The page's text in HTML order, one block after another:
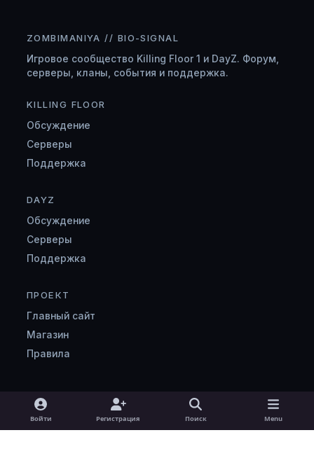
ZOMBIMANIYA // BIO-SIGNAL
Игровое сообщество Killing Floor 1 и DayZ. Форум,
серверы, кланы, события и поддержка.
KILLING FLOOR
Обсуждение
Серверы
Поддержка
DAYZ
Обсуждение
Серверы
Поддержка
ПРОЕКТ
Главный сайт
Магазин
Правила
Light ModeDark ModeSystem Preference
v
k
Войти Регистрация Поиск Menu